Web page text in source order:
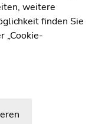
weitere
finden Sie
„Cookie-